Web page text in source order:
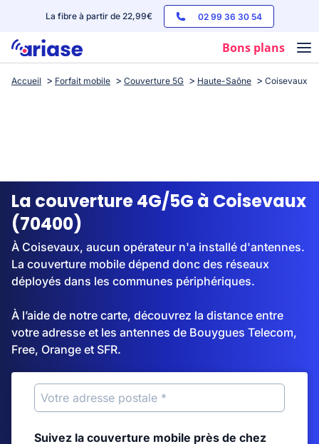
La fibre à partir de 22,99€ 02 99 36 30 54
Bons plans
Box internet
Streaming
Accueil Forfait mobile Couverture 5G Haute-Saône Coisevaux
La couverture 4G/5G à Coisevaux
(70400)
À Coisevaux, aucun opérateur n'a installé d'antennes.
La couverture mobile dépend donc des réseaux
déployés dans les communes périphériques.
À l’aide de notre carte, découvrez la distance entre
votre adresse et les antennes de Bouygues Telecom,
Free, Orange et SFR.
Suivez la couverture mobile près de chez